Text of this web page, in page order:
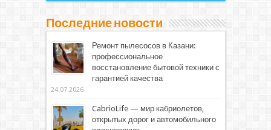
Последние новости
Ремонт пылесосов в Казани:
профессиональное
восстановление бытовой техники с
гарантией качества
24.07.2026
CabrioLife — мир кабриолетов,
открытых дорог и автомобильного